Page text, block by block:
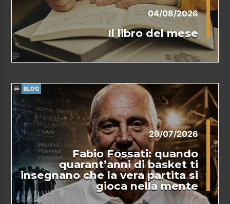
04/08/2026
Il libro del mese
BLOG
29/07/2026
Fabio Fossati: quando
quarant’anni di basket ti
insegnano che la vera partita si
gioca nella mente